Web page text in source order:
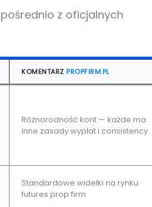
z oficjalnych
KOMENTARZ PROPFIRM.PL
Różnorodność kont — każde ma
inne zasady wypłat i consistency
Standardowe widełki na rynku
futures prop firm